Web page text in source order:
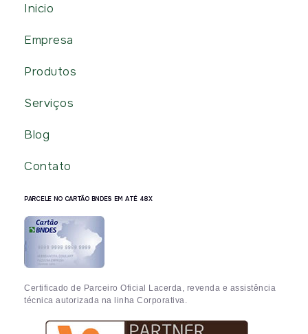
Inicio
Empresa
Produtos
Serviços
Blog
Contato
PARCELE NO CARTÃO BNDES EM ATÉ 48X
Certificado de Parceiro Oficial Lacerda, revenda e assistência
técnica autorizada na linha Corporativa.